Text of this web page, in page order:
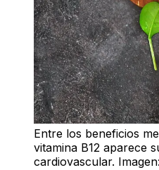
Entre los beneficios
vitamina B12 aparece
cardiovascular.